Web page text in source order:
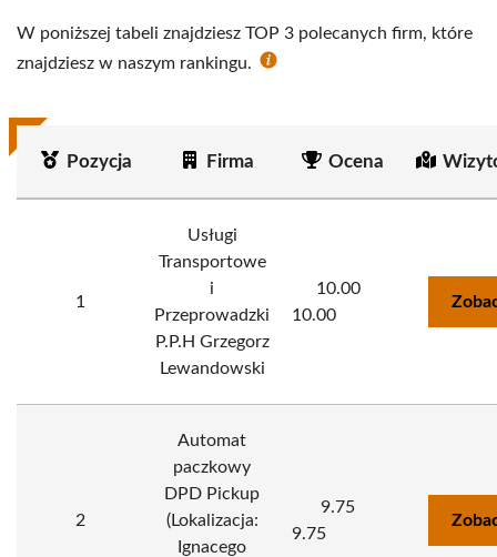
W poniższej tabeli znajdziesz TOP 3 polecanych firm, które
znajdziesz w naszym rankingu.
Pozycja Firma Ocena
1
Usługi
Transportowe
i
Przeprowadzki
P.P.H Grzegorz
Lewandowski
10.00
10.00
2
Automat
paczkowy
DPD Pickup
(Lokalizacja:
Ignacego
9.75
9.75